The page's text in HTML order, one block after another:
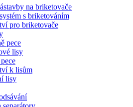
na briketovače
s briketováním
pro briketovače
pece
lisy
k lisům
lisy